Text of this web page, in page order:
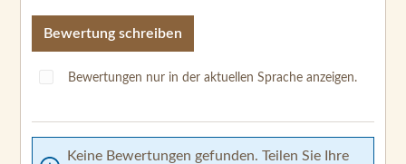
Bewertung schreiben
Bewertungen nur in der aktuellen Sprache anzeigen.
Keine Bewertungen gefunden. Teilen Sie Ihre